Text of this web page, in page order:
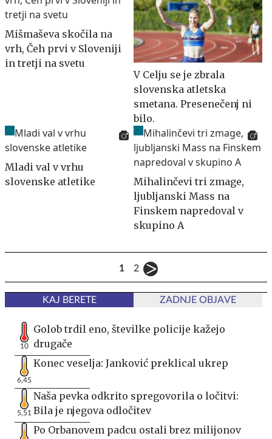
Mišmaševa skočila na
vrh, Čeh prvi v Sloveniji
in tretji na svetu
V Celju se je zbrala
slovenska atletska
smetana. Presenečenj ni
bilo.
Mladi val v vrhu
slovenske atletike
Mihalinčevi tri zmage,
ljubljanski Mass na
Finskem napredoval v
skupino A
1 2
KAJ BERETE ZADNJE OBJAVE
10
Golob trdil eno, številke policije kažejo
drugače
6,45
Konec veselja: Janković preklical ukrep
5,51
Naša pevka odkrito spregovorila o ločitvi:
Bila je njegova odločitev
Po Orbanovem padcu ostali brez milijonov